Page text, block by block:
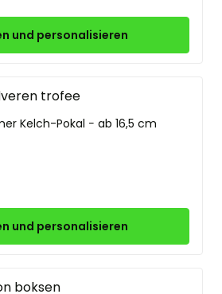
und personalisieren
Kelch-Pokal − ab 16,5 cm
und personalisieren